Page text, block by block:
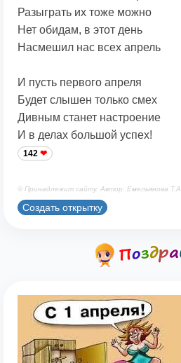
Разыграть их тоже можно
Нет обидам, в этот день
Насмешил нас всех апрель
И пусть первого апреля
Будет слышен только смех
Дивным станет настроение
И в делах большой успех!
142
© Принадлежит сайту. Автор: Емельянова Т.А.
Создать открытку